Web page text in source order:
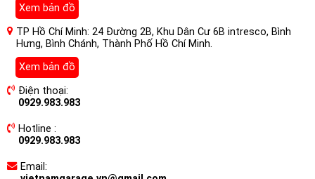
Xem bản đồ
TP Hồ Chí Minh: 24 Đường 2B, Khu Dân Cư 6B intresco, Bình
Hưng, Bình Chánh, Thành Phố Hồ Chí Minh.
Xem bản đồ
Điện thoại:
0929.983.983
Hotline :
0929.983.983
Email: